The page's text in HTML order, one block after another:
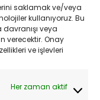
saklamak ve/veya
kullanıyoruz. Bu
veya
verecektir. Onay
ve işlevleri
Her zaman aktif